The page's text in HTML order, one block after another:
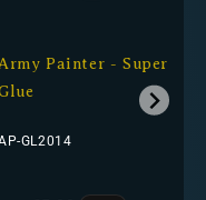
Army Painter - Super
GL2014